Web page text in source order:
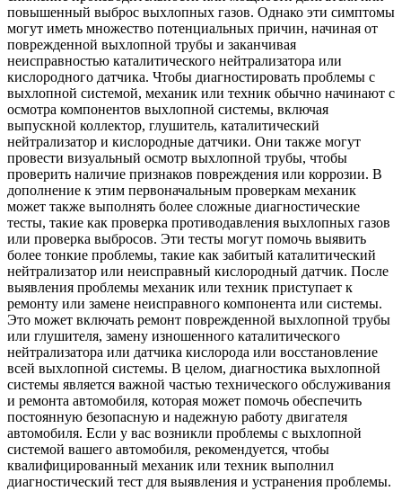
повышенный выброс выхлопных газов. Однако эти симптомы
могут иметь множество потенциальных причин, начиная от
поврежденной выхлопной трубы и заканчивая
неисправностью каталитического нейтрализатора или
кислородного датчика. Чтобы диагностировать проблемы с
выхлопной системой, механик или техник обычно начинают с
осмотра компонентов выхлопной системы, включая
выпускной коллектор, глушитель, каталитический
нейтрализатор и кислородные датчики. Они также могут
провести визуальный осмотр выхлопной трубы, чтобы
проверить наличие признаков повреждения или коррозии. В
дополнение к этим первоначальным проверкам механик
может также выполнять более сложные диагностические
тесты, такие как проверка противодавления выхлопных газов
или проверка выбросов. Эти тесты могут помочь выявить
более тонкие проблемы, такие как забитый каталитический
нейтрализатор или неисправный кислородный датчик. После
выявления проблемы механик или техник приступает к
ремонту или замене неисправного компонента или системы.
Это может включать ремонт поврежденной выхлопной трубы
или глушителя, замену изношенного каталитического
нейтрализатора или датчика кислорода или восстановление
всей выхлопной системы. В целом, диагностика выхлопной
системы является важной частью технического обслуживания
и ремонта автомобиля, которая может помочь обеспечить
постоянную безопасную и надежную работу двигателя
автомобиля. Если у вас возникли проблемы с выхлопной
системой вашего автомобиля, рекомендуется, чтобы
квалифицированный механик или техник выполнил
диагностический тест для выявления и устранения проблемы.